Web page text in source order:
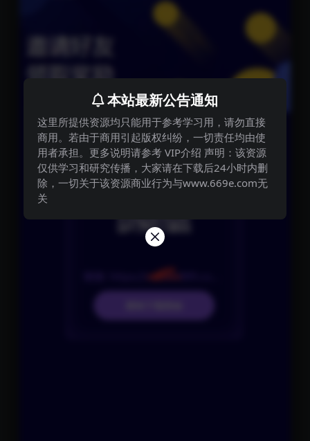
本站最新公告通知
这里所提供资源均只能用于参考学习用，请勿直接
商用。若由于商用引起版权纠纷，一切责任均由使
用者承担。更多说明请参考 VIP介绍 声明：该资源
仅供学习和研究传播，大家请在下载后24小时内删
除，一切关于该资源商业行为与www.669e.com无
关